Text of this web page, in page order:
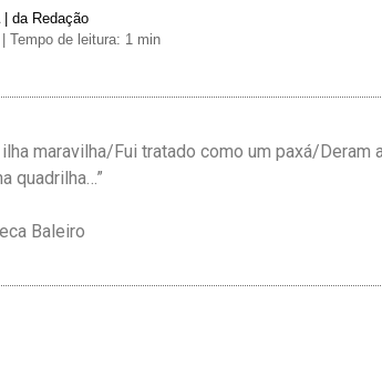
| da Redação
| Tempo de leitura: 1 min
ilha maravilha/Fui tratado como um paxá/
quadrilha…”
Baleiro